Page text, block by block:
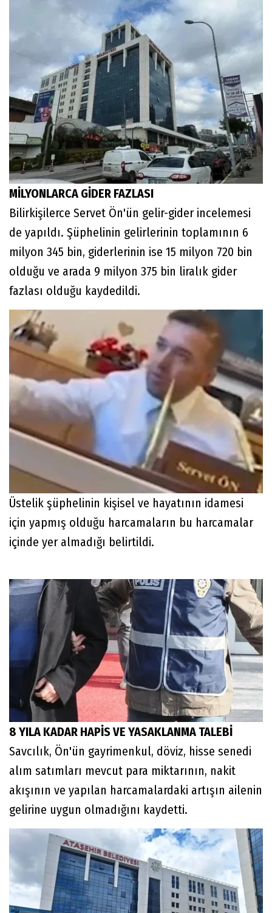
MİLYONLARCA GİDER FAZLASI
Bilirkişilerce Servet Ön'ün gelir-gider incelemesi
de yapıldı. Şüphelinin gelirlerinin toplamının 6
milyon 345 bin, giderlerinin ise 15 milyon 720 bin
olduğu ve arada 9 milyon 375 bin liralık gider
fazlası olduğu kaydedildi.
Üstelik şüphelinin kişisel ve hayatının idamesi
için yapmış olduğu harcamaların bu harcamalar
içinde yer almadığı belirtildi.
8 YILA KADAR HAPİS VE YASAKLANMA TALEBİ
Savcılık, Ön'ün gayrimenkul, döviz, hisse senedi
alım satımları mevcut para miktarının, nakit
akışının ve yapılan harcamalardaki artışın ailenin
gelirine uygun olmadığını kaydetti.